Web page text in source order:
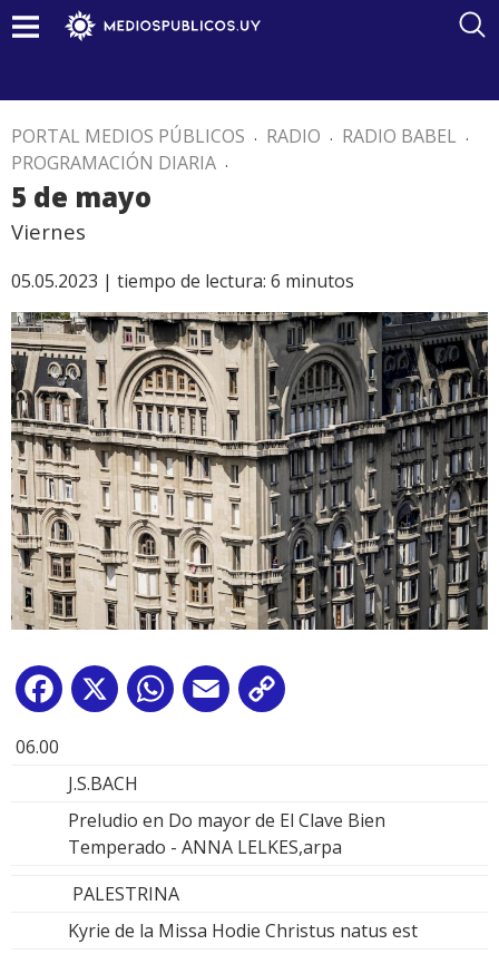
PORTAL MEDIOS PÚBLICOS . RADIO . RADIO BABEL .
PROGRAMACIÓN DIARIA .
5 de mayo
Viernes
05.05.2023 | tiempo de lectura: 6 minutos
Facebook
X WhatsApp
Email
06.00
J.S.BACH
Preludio en Do mayor de El Clave Bien
Temperado - ANNA LELKES,arpa
PALESTRINA
Kyrie de la Missa Hodie Christus natus est